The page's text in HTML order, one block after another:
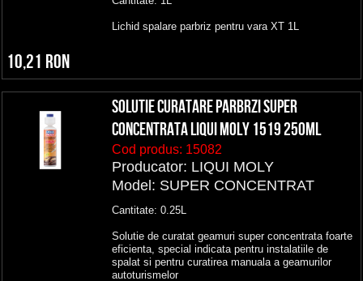
Lichid spalare parbriz pentru vara XT 1L
10,21 RON
SOLUTIE CURATARE PARBRZI SUPER
CONCENTRATA LIQUI MOLY 1519 250ML
Cod produs: 15082
Producator: LIQUI MOLY
Model: SUPER CONCENTRAT
Cantitate: 0.25L
Solutie de curatat geamuri super concentrata foarte
eficienta, special indicata pentru instalatiile de
spalat si pentru curatirea manuala a geamurilor
autoturismelor